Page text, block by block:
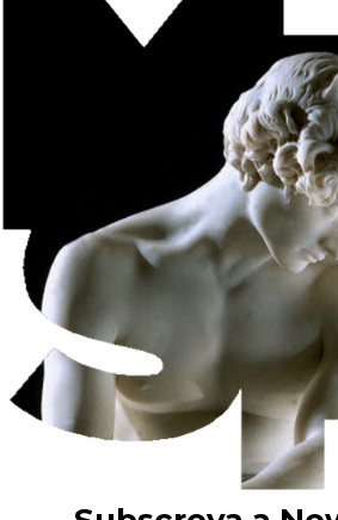
Estes autores, distintos nas suas
criação a força que os aproxima,
diversidade de cada caminho se traduz
coletiva. São onze vozes, onze
A iniciativa decorre no âmbito do
desenvolvido em parceria pelo Museu
Reis e pela Unidade Local de Saúde
apoio mecenático da Fundação Manuel
cooperação institucional do Círculo
Amigos do MNSR.
Distinguido com o Prémio Parceria
Portuguesa de Museologia, o Programa
destinatários a comunidade de utentes,
cuidadores e profissionais de saúde de
mais populosas do território ‘vizinho’
Local de Saúde de Santo António, a
Santo António, Centro Materno
Aroso, Centro de Genética Médica
Centro Integrado de Cirurgia de
Magalhães Lemos.